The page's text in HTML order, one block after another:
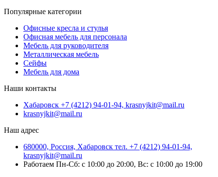
Популярные категории
Офисные кресла и стулья
Офисная мебель для персонала
Мебель для руководителя
Металлическая мебель
Сейфы
Мебель для дома
Наши контакты
Хабаровск +7 (4212) 94-01-94, krasnyjkit@mail.ru
krasnyjkit@mail.ru
Наш адрес
680000, Россия, Хабаровск тел. +7 (4212) 94-01-94,
krasnyjkit@mail.ru
Работаем Пн-Сб: с 10:00 до 20:00, Вс: с 10:00 до 19:00